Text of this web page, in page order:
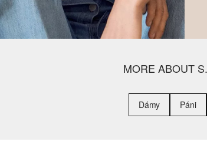
MORE ABOUT
Dámy Páni